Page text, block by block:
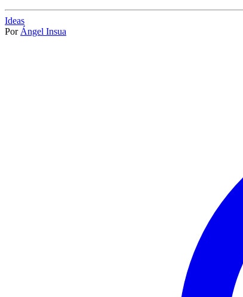
Ideas
Por Ángel Insua